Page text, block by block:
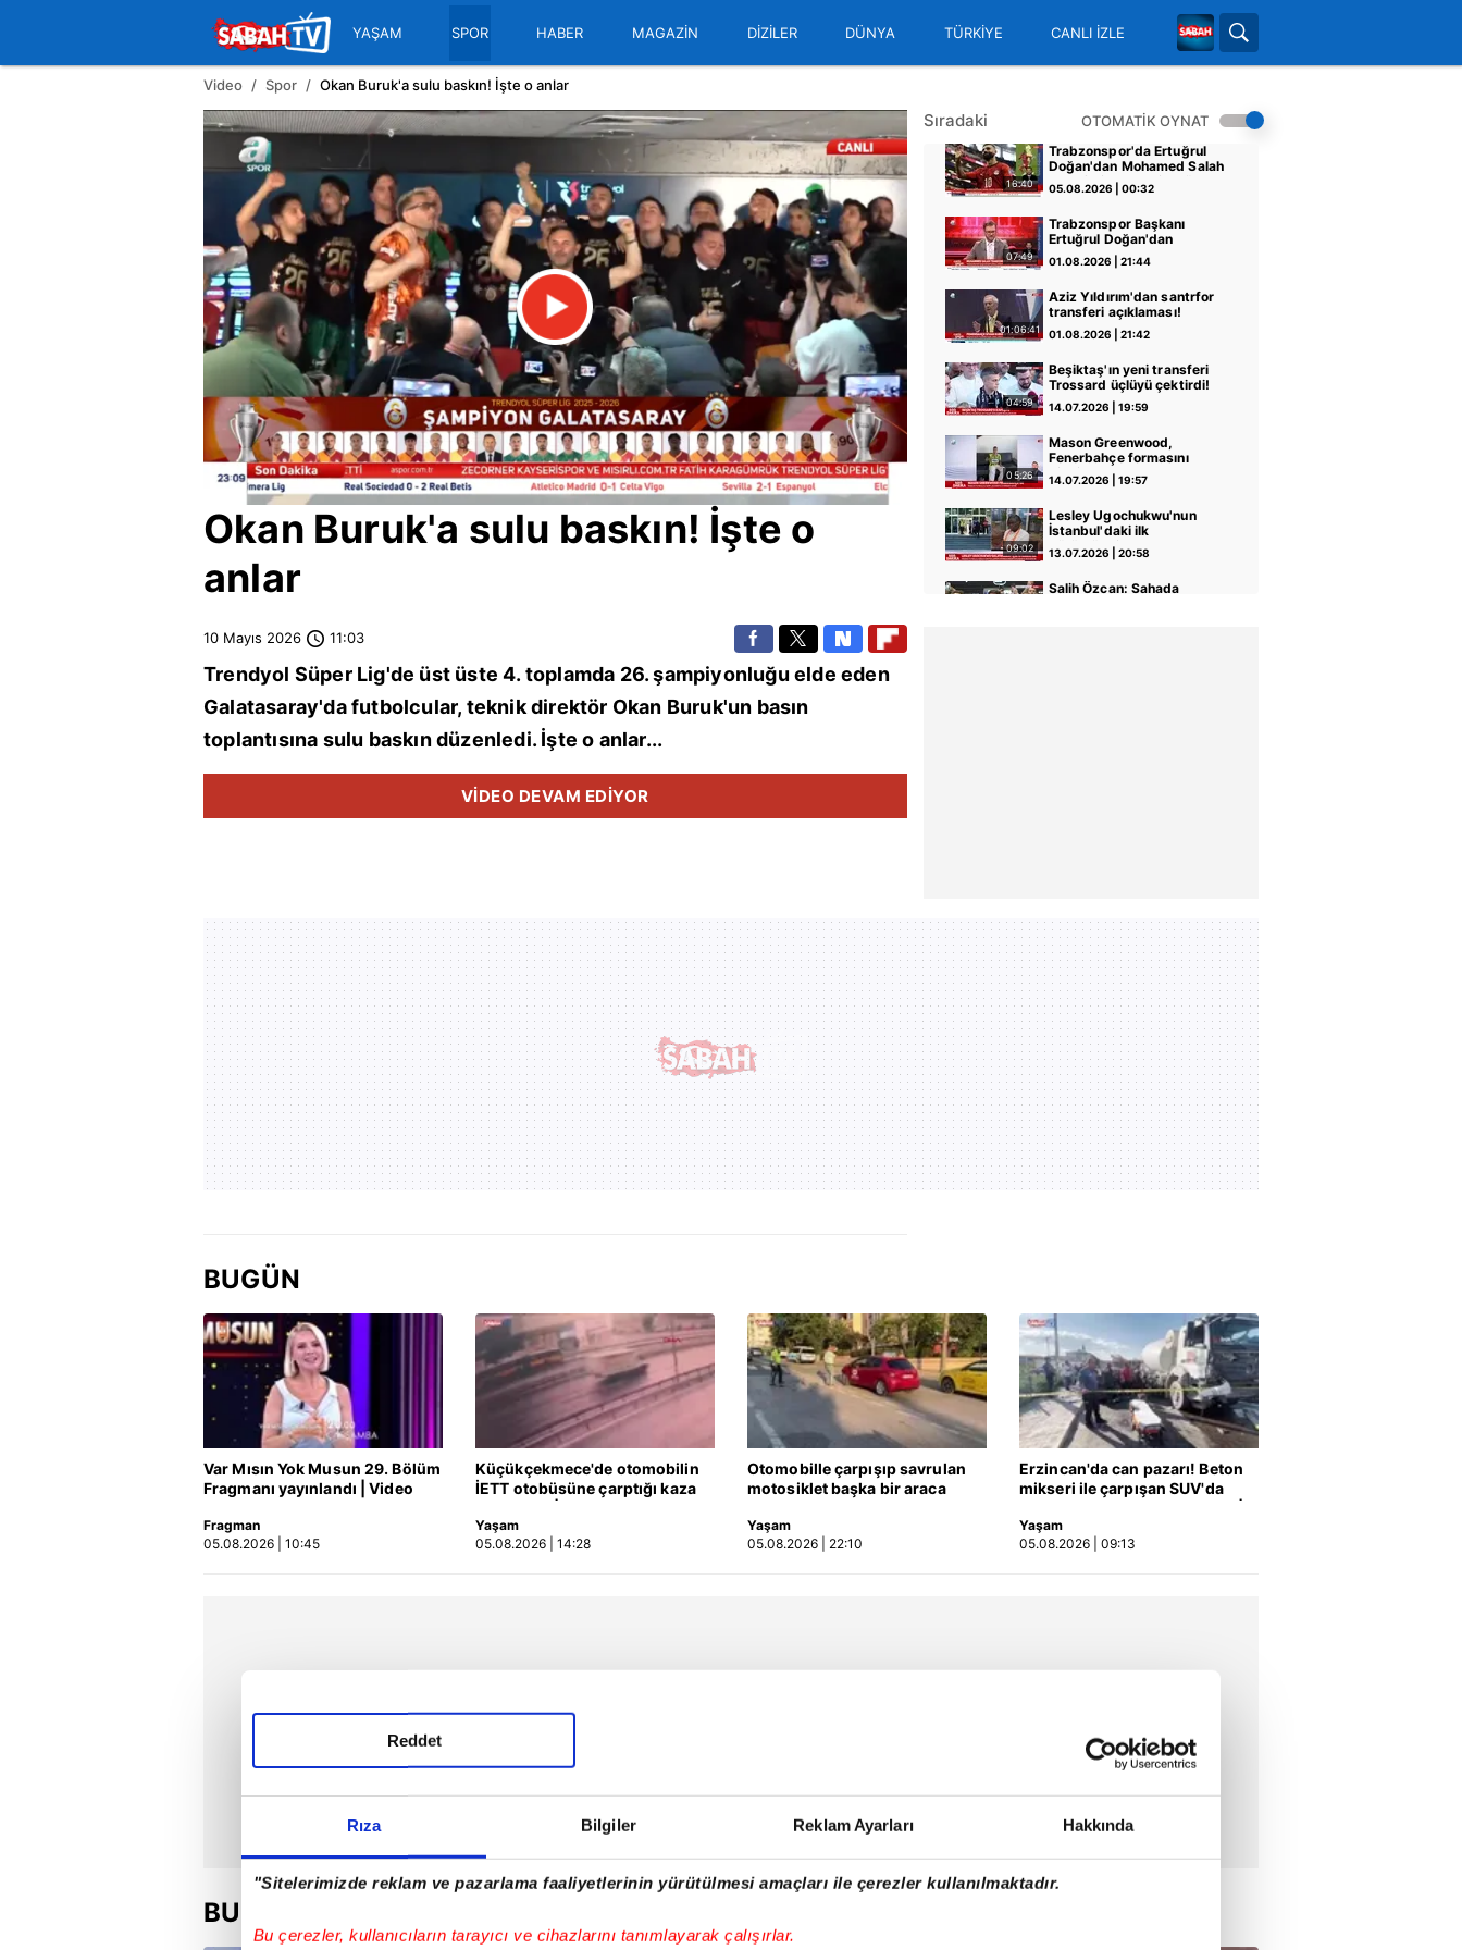
Rıza Bilgiler Reklam Ayarları Hakkında
"Sitelerimizde reklam ve pazarlama faaliyetlerinin yürütülmesi amaçları ile çerezler kullanılmaktadır.
Bu çerezler, kullanıcıların tarayıcı ve cihazlarını tanımlayarak çalışırlar.
Reddet
YAŞAM SPOR HABER MAGAZİN DİZİLER DÜNYA TÜRKİYE CANLI İZLE
Video Spor Okan Buruk'a sulu baskın! İşte o anlar
Okan Buruk'a sulu baskın! İşte o
anlar
10 Mayıs 2026 11:03
Trendyol Süper Lig'de üst üste 4. toplamda 26. şampiyonluğu elde eden
Galatasaray'da futbolcular, teknik direktör Okan Buruk'un basın
toplantısına sulu baskın düzenledi. İşte o anlar...
VİDEO DEVAM EDİYOR
Sıradaki OTOMATİK OYNAT
16:40
Trabzonspor'da Ertuğrul
Doğan'dan Mohamed Salah
transferi sonrası ilk sözler!
05.08.2026 | 00:32
07:49
Trabzonspor Başkanı
Ertuğrul Doğan'dan
Mohamed Salah
açıklaması!
01.08.2026 | 21:44
01:06:41
Aziz Yıldırım'dan santrfor
transferi açıklaması!
01.08.2026 | 21:42
04:59
Beşiktaş'ın yeni transferi
Trossard üçlüyü çektirdi!
14.07.2026 | 19:59
05:26
Mason Greenwood,
Fenerbahçe formasını
giydi!
14.07.2026 | 19:57
09:02
Lesley Ugochukwu'nun
İstanbul'daki ilk
görüntüleri!
13.07.2026 | 20:58
Salih Özcan: Sahada
06:37
Beşiktaş Futbol Direktörü
Önder Özen'den transfer
açıklaması!
28.06.2026 | 18:04
01:05
Fırat Aydınus'tan 'Altı Üstü
İstanbul' yorumu | Video
19.06.2026 | 11:25
00:54
Ahmet Çakar'dan 'Altı Üstü
İstanbul' yorumu | Video
19.06.2026 | 11:23
Aziz Yıldırım destekçileri
zaferi böyle kutladı!
MAÇ ÖZETİ İZLE | Türkiye
2-1 Venezuela
07.06.2026 | 03:38
02:37
Vincenzo Montella:
Kazandığımız için mutluyuz
ama...
07.06.2026 | 03:33
02:47
İsmail Yüksek: Çok daha
güçlü ve sağlam olmalıyız!
07.06.2026 | 03:31
Yunus Akgün'den Dünya
Kupası sözleri!
BUGÜN
Var Mısın Yok Musun 29. Bölüm
Fragmanı yayınlandı | Video
Fragman
05.08.2026 | 10:45
Küçükçekmece'de otomobilin
İETT otobüsüne çarptığı kaza
Yaşam
05.08.2026 | 14:28
Otomobille çarpışıp savrulan
motosiklet başka bir araca
Yaşam
05.08.2026 | 22:10
Erzincan'da can pazarı! Beton
mikseri ile çarpışan SUV'da
Video
Yaşam
05.08.2026 | 09:13
BU HAFTA